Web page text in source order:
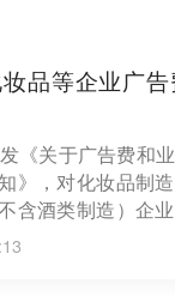
品等企业广
《关于广告费和
》，对化妆品制
含酒类制造）企
不超过当年销售
；超过部分，准